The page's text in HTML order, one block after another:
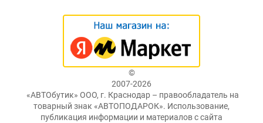
©
2007-2026
«АВТОбутик» ООО, г. Краснодар – правообладатель на
товарный знак «АВТОПОДАРОК». Использование,
публикация информации и материалов с сайта